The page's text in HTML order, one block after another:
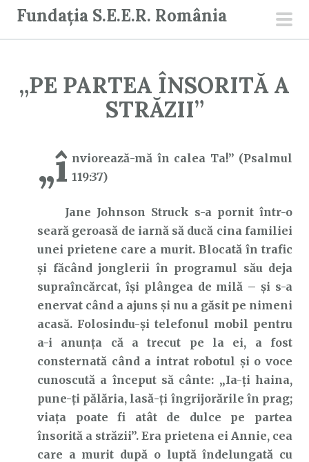
Fundația S.E.E.R. România
„PE PARTEA ÎNSORITĂ A
STRĂZII”
„î nviorează-mă în calea Ta!” (Psalmul
119:37)
Jane Johnson Struck s-a pornit într-o
seară geroasă de iarnă să ducă cina familiei
unei prietene care a murit. Blocată în trafic
și făcând jonglerii în programul său deja
supraîncărcat, își plângea de milă – și s-a
enervat când a ajuns și nu a găsit pe nimeni
acasă. Folosindu-și telefonul mobil pentru
a-i anunța că a trecut pe la ei, a fost
consternată când a intrat robotul și o voce
cunoscută a început să cânte: „Ia-ți haina,
pune-ți pălăria, lasă-ți îngrijorările în prag;
viața poate fi atât de dulce pe partea
însorită a străzii”. Era prietena ei Annie, cea
care a murit după o luptă îndelungată cu